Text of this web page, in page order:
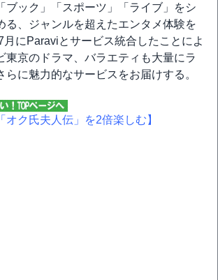
ブック」「スポーツ」「ライブ」をシ
る、ジャンルを超えたエンタメ体験を
月にParaviとサービス統合したことによ
東京のドラマ、バラエティも大量にラ
らに魅力的なサービスをお届けする。
オク氏夫人伝」を2倍楽しむ】